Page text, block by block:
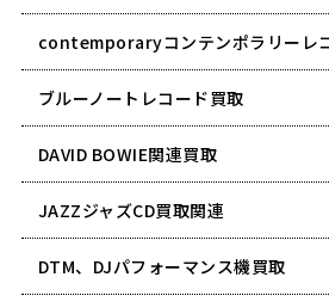
contemporaryコンテンポラリーレ
ブルーノートレコード買取
DAVID BOWIE関連買取
JAZZジャズCD買取関連
DTM、DJパフォーマンス機買取